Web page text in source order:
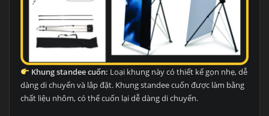
Khung standee cuốn: Loại khung này có thiết kế gọn nhẹ, dễ
dàng di chuyển và lắp đặt. Khung standee cuốn được làm bằng
chất liệu nhôm, có thể cuốn lại dễ dàng di chuyển.